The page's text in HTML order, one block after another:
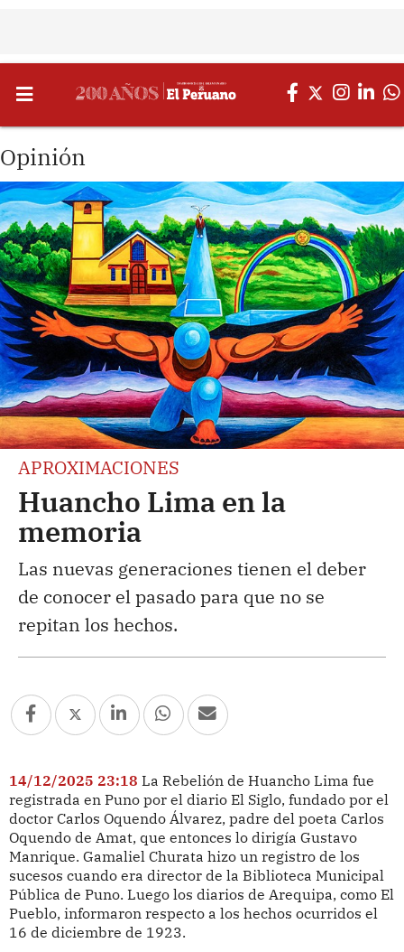
Opinión
APROXIMACIONES
Huancho Lima en la
memoria
Las nuevas generaciones tienen el deber
de conocer el pasado para que no se
repitan los hechos.
14/12/2025 23:18 La Rebelión de Huancho Lima fue
registrada en Puno por el diario El Siglo, fundado por el
doctor Carlos Oquendo Álvarez, padre del poeta Carlos
Oquendo de Amat, que entonces lo dirigía Gustavo
Manrique. Gamaliel Churata hizo un registro de los
sucesos cuando era director de la Biblioteca Municipal
Pública de Puno. Luego los diarios de Arequipa, como El
Pueblo, informaron respecto a los hechos ocurridos el
16 de diciembre de 1923.